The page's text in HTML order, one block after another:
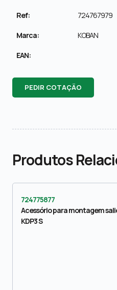
Ref: 724767979
Marca: KOBAN
EAN:
PEDIR COTAÇÃO
Produtos
724775877
Acessório para montagem
KDP3 S